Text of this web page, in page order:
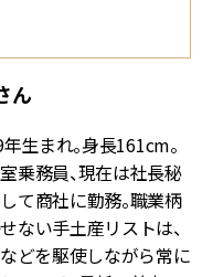
ん
生まれ。身長161cm。
乗務員、現在は社長秘
て商社に勤務。職業柄
ない手土産リストは、
どを駆使しながら常に